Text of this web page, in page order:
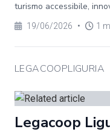
turismo accessibile,
19/06/2026 • 1
LEGACOOPLIGURIA
Legacoop